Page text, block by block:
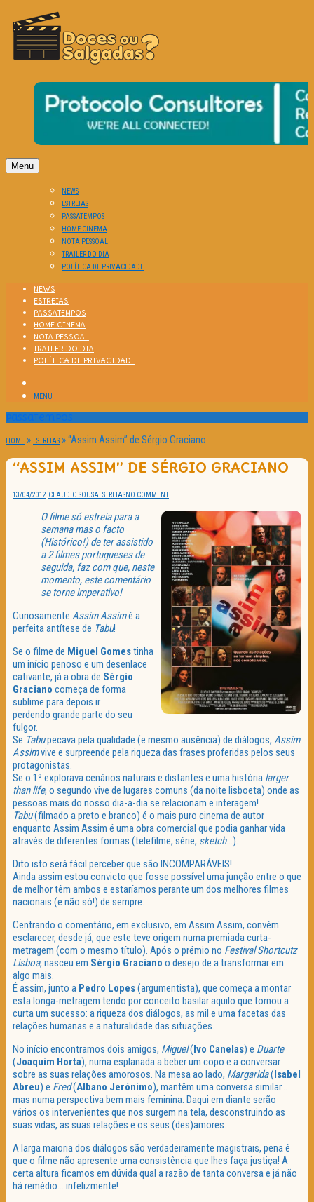
DOCES OU SALGADAS?
O Cinema? Uma Paixão!!
Menu
NEWS
ESTREIAS
PASSATEMPOS
HOME CINEMA
NOTA PESSOAL
TRAILER DO DIA
POLÍTICA DE PRIVACIDADE
NEWS
ESTREIAS
PASSATEMPOS
HOME CINEMA
NOTA PESSOAL
TRAILER DO DIA
POLÍTICA DE PRIVACIDADE
MENU
Passatempos
HOME » ESTREIAS »“Assim Assim” de Sérgio Graciano
“ASSIM ASSIM” DE SÉRGIO GRACIANO
13/04/2012 CLAUDIO SOUSAESTREIASNO COMMENT
O filme só estreia para a
semana mas o facto
(Histórico!) de ter assistido
a 2 filmes portugueses de
seguida, faz com que, neste
momento, este comentário
se torne imperativo!
Curiosamente Assim Assimé a
perfeita antítese de Tabu!
Se o filme de Miguel Gomestinha
um início penoso e um desenlace
cativante, já a obra de Sérgio
Graciano começa de forma
sublime para depois ir
perdendo grande parte do seu
fulgor.
Se Tabupecava pela qualidade (e mesmo ausência) de diálogos, Assim
Assimvive e surpreende pela riqueza das frases proferidas pelos seus
protagonistas.
Se o 1º explorava cenários naturais e distantes e uma história larger
than life, o segundo vive de lugares comuns (da noite lisboeta) onde as
pessoas mais do nosso dia-a-dia se relacionam e interagem!
Tabu(filmado a preto e branco) é o mais puro cinema de autor
enquanto Assim Assim é uma obra comercial que podia ganhar vida
através de diferentes formas (telefilme, série, sketch…).
Dito isto será fácil perceber que são INCOMPARÁVEIS!
Ainda assim estou convicto que fosse possível uma junção entre o que
de melhor têm ambos e estaríamos perante um dos melhores filmes
nacionais (e não só!) de sempre.
Centrando o comentário, em exclusivo, em Assim Assim, convém
esclarecer, desde já, que este teve origem numa premiada curta-
metragem (com o mesmo título). Após o prémio no Festival Shortcutz
Lisboa, nasceu em Sérgio Graciano o desejo de a transformar em
algo mais.
É assim, junto a Pedro Lopes(argumentista), que começa a montar
esta longa-metragem tendo por conceito basilar aquilo que tornou a
curta um sucesso: a riqueza dos diálogos, as mil e uma facetas das
relações humanas e a naturalidade das situações.
No início encontramos dois amigos, Miguel(Ivo Canelas) e Duarte
(Joaquim Horta), numa esplanada a beber um copo e a conversar
sobre as suas relações amorosos. Na mesa ao lado, Margarida(Isabel
Abreu) e Fred(Albano Jerónimo), mantêm uma conversa similar…
mas numa perspectiva bem mais feminina. Daqui em diante serão
vários os intervenientes que nos surgem na tela, desconstruindo as
suas vidas, as suas relações e os seus (des)amores.
A larga maioria dos diálogos são verdadeiramente magistrais, pena é
que o filme não apresente uma consistência que lhes faça justiça! A
certa altura ficamos em dúvida qual a razão de tanta conversa e já não
há remédio… infelizmente!